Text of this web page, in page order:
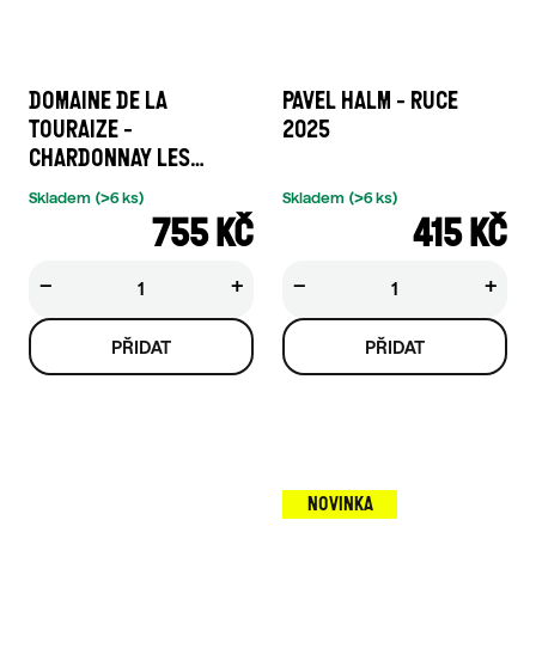
DOMAINE DE LA
TOURAIZE -
CHARDONNAY LES
VOISINES 2023
755 KČ
Skladem (>6 ks)
+
−
PAVEL HALM - RUCE
2025
415 KČ
Skladem (>6 ks)
+
−
NOVINKA